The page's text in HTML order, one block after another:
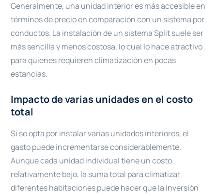
Generalmente, una unidad interior es más accesible en
términos de precio en comparación con un sistema por
conductos. La instalación de un sistema Split suele ser
más sencilla y menos costosa, lo cual lo hace atractivo
para quienes requieren climatización en pocas
estancias.
Impacto de varias unidades en el costo
total
Si se opta por instalar varias unidades interiores, el
gasto puede incrementarse considerablemente.
Aunque cada unidad individual tiene un costo
relativamente bajo, la suma total para climatizar
diferentes habitaciones puede hacer que la inversión